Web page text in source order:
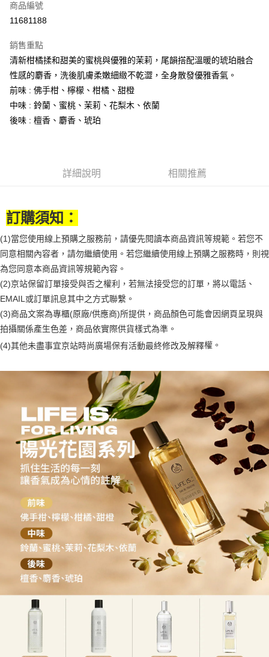
街口支付
Google Pay
全盈+PAY
大哥付你分期
相關說明
【大哥付你分期使用說明】
3.實際核准額度、可分期數及費用金額請依後續交易確認頁面所載為準。
法說明評估內容。
【繳款方式說明】
醒簡訊。
2.透過簡訊連結打開帳單後，可選擇「超商條碼／台灣大直營門市／銀行轉
帳／街口支付／iPASS MONEY」等通路繳費。
【注意事項】
1.本服務係由「台灣大哥大股份有限公司」（以下簡稱本公司）所提供，讓
買賣價金債權讓與本公司後，依約使用本公司帳單繳交帳款。
2.基於同意付款使用「大哥付你分期」之契約關係目的，商店將以您的個人
資料（包含姓名、電話或地址）提供予台灣大哥大進項蒐集、處理及利用，
由本公司與您本人進行分期帳單所需資料之確認、核對及更正。
AFTEE先享後付是「在收到商品之後才付款」的支付方式。 讓您購物簡單
３．安心：先確認商品／服務後，再付款。
【「AFTEE先享後付」結帳流程】
結帳頁面，進行簡訊認證並確認金額後，即可完成結帳。
２．訂單成立數日內，您將收到繳費通知簡訊。
３．收到繳費通知簡訊後14天內，點擊此簡訊中的連結，可透過四大超商／
ATM／網路銀行／等多元方式進行付款，方視為交易完成。
※ 請注意：結帳手續完成當下不需立刻繳費，但若您需要取消訂單，請聯絡
購買商品的店家。未經商家同意取消之訂單仍視為有效，需透過AFTEE先享
後付繳納相關費用。
※ 交易是否成功請以「AFTEE先享後付 」之結帳頁面顯示為準，若有關於
是否繳費成功／繳費後需取消欲退款等相關疑問，請聯繫「AFTEE先享後付
【注意事項】
１．透過由恩沛科技股份有限公司提供之「AFTEE先享後付」服務完成之交
易，需依本服務之必要範圍內提供個人資料，並將交易相關給付款項請求債
權轉讓予恩沛科技股份有限公司。
２．關於個人資料處理事宜，請瀏覽以下網址：
https://aftee.tw/terms/#terms3
３．未成年的使用者請事先徵得法定代理人或監護人之同意方可使用
「AFTEE先享後付」，若未經同意申辦者引起之損失，本公司不負相關責
任。
４．使用「AFTEE先享後付」時，將依據個別帳號之用戶狀況，依本公司即
時審查核予不同之上限額度；若仍有額度不足之情形，本公司將視審查結果
請求用戶進行身份認證。
５．嚴禁一人註冊多個帳號或使用他人資訊註冊。若發現惡意使用之情形，
恩沛科技股份有限公司將有權停止該用戶之使用額度並採取法律行動。
付款後全家取貨
每筆NT$70，滿NT$899(含以上)免運費
付款後7-11取貨
每筆NT$70，滿NT$899(含以上)免運費
宅配
每筆NT$100，滿NT$1,000(含以上)免運費
京站台北店客服中心(1F星巴克旁) 即日起不提供京站紙袋，取件時
請自備購物袋，若需購買紙袋可現場詢問
商品編號
11681188
銷售重點
清新柑橘揉和甜美的蜜桃與優雅的茉莉，尾韻搭配溫暖的琥珀融合
性感的麝香，洗後肌膚柔嫩細緻不乾澀，全身散發優雅香氣。
前味 : 佛手柑、檸檬、柑橘、甜橙
中味 : 鈴蘭、蜜桃、茉莉、花梨木、依蘭
後味 : 檀香、麝香、琥珀
詳細說明 相關推薦
訂購須知：
(1)當您使用線上預購之服務前，請優先閱讀本商品資訊等規範。若您不
同意相關內容者，請勿繼續使用。若您繼續使用線上預購之服務時，則視
為您同意本商品資訊等規範內容。
(2)京站保留訂單接受與否之權利，若無法接受您的訂單，將以電話、
EMAIL或訂單訊息其中之方式聯繫。
(3)商品文案為專櫃(原廠/供應商)所提供，商品顏色可能會因網頁呈現與
拍攝關係產生色差，商品依實際供貨樣式為準。
(4)其他未盡事宜京站時尚廣場保有活動最終修改及解釋權。